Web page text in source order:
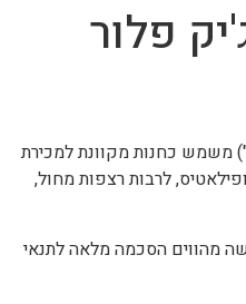
פלור
משמש כחנות מקוונת למכירת
לרבות רצפות מחול,
מהווים הסכמה מלאה לתנאי